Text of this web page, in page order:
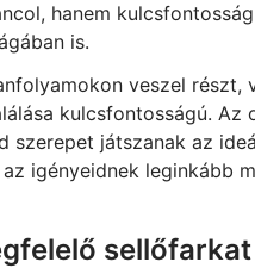
hanem
is.
veszel
kulcsfontosságú. Az
szerepet játszanak az
igényeidnek leginkább
sellőfarkat